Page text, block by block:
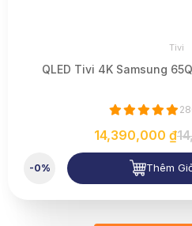
Tivi
QLED Tivi 4K Samsung
14,390,000 ₫
-0% Thêm